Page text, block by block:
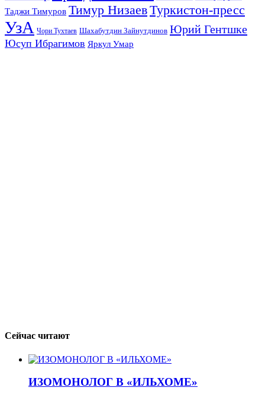
Таджи Тимуров Тимур НизаевТуркистон-пресс
УзА Чори Тухтаев Шахабутдин Зайнутдинов Юрий Гентшке
Юсуп Ибрагимов Яркул Умар
Сейчас читают
ИЗОМОНОЛОГ В «ИЛЬХОМЕ»